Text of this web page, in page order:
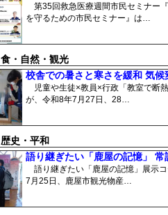
第35回救急医療週間市民セミナー
を守るための市民セミナー』は…
食・自然・観光
校舎での暑さと寒さを緩和 気
児童や生徒×教員×行政「教室で断熱
が、令和8年7月27日、28…
歴史・平和
語り継ぎたい「鹿屋の記憶」
語り継ぎたい「鹿屋の記憶」展示
7月25日、鹿屋市観光物産…